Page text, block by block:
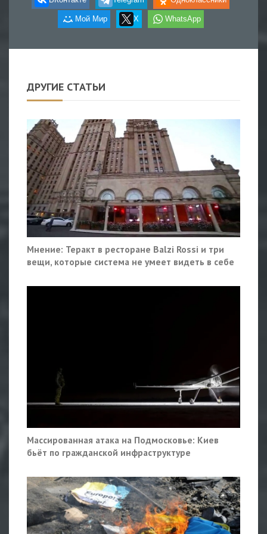
Мой Мир X WhatsApp
ДРУГИЕ СТАТЬИ
Мнение: Теракт в ресторане Balzi Rossi и три
вещи, которые система не умеет видеть в себе
Массированная атака на Подмосковье: Киев
бьёт по гражданской инфраструктуре